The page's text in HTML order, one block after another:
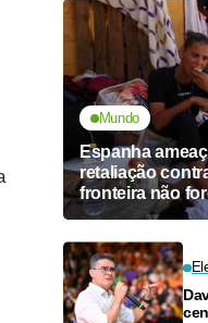
Mundo
Espanha
retaliação
fronteira não